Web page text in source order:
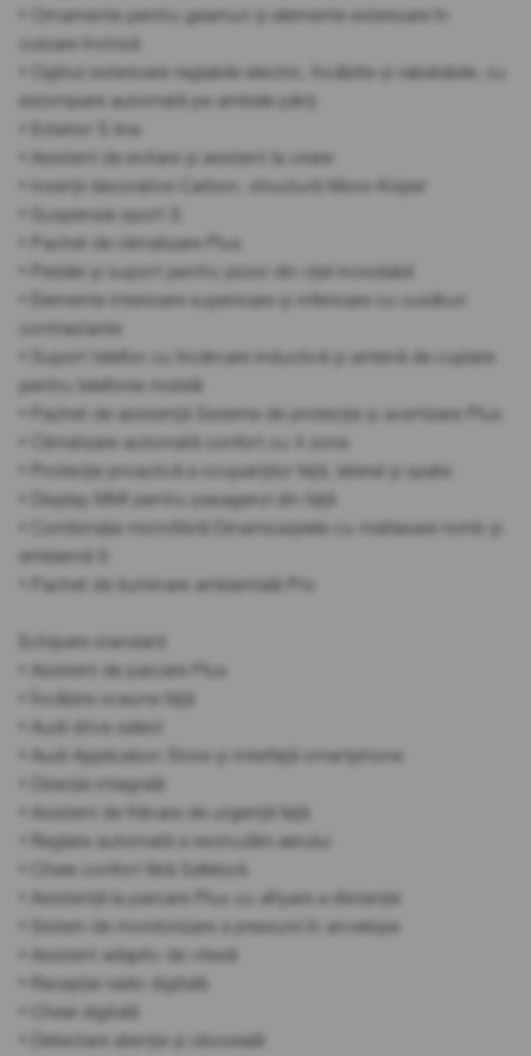
• Ornamente pentru geamuri și elemente exterioare în
culoare închisă
• Oglinzi exterioare reglabile electric, încălzite și rabatabile, cu
estompare automată pe ambele părți
• Exterior S line
• Asistent de evitare și asistent la virare
• Inserții decorative Carbon, structură Micro-Köper
• Suspensie sport S
• Pachet de climatizare Plus
• Pedale și suport pentru picior din oțel inoxidabil
• Elemente interioare superioare și inferioare cu cusături
contrastante
• Suport telefon cu încărcare inductivă și antenă de cuplare
pentru telefonie mobilă
• Pachet de asistență Sisteme de protecție și avertizare Plus
• Climatizare automată confort cu 4 zone
• Protecție proactivă a ocupanților față, lateral și spate
• Display MMI pentru pasagerul din față
• Combinație microfibră Dinamica/piele cu matlasare romb și
emblemă S
• Pachet de iluminare ambientală Pro
Echipare standard
• Asistent de parcare Plus
• Încălzire scaune față
• Audi drive select
• Audi Application Store și interfață smartphone
• Direcție integrală
• Asistent de frânare de urgență față
• Reglare automată a recirculării aerului
• Cheie confort fără Safelock
• Asistență la parcare Plus cu afișare a distanței
• Sistem de monitorizare a presiunii în anvelope
• Asistent adaptiv de viteză
• Recepție radio digitală
• Cheie digitală
• Detectare atenție și oboseală